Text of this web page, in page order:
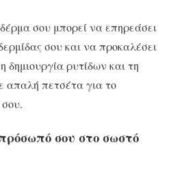
σου μπορεί να επηρεάσει
σου και να προκαλέσει
ρυτίδων και τη
απαλή πετσέτα για το
σου στο σωστό